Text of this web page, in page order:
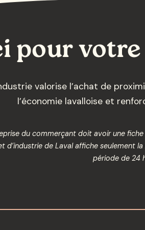
pour
valorise l’achat de
l’économie lavalloise et
du commerçant doit avoir une
d’industrie de Laval affiche seulement
période de 24